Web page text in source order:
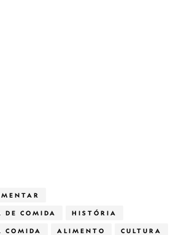
DE COMIDA HISTÓRIA
COMIDA ALIMENTO CULTURA